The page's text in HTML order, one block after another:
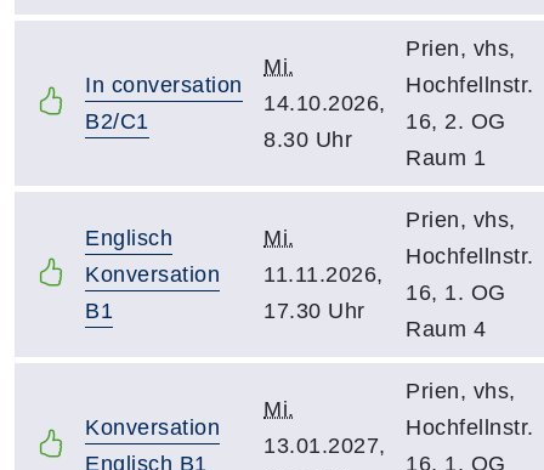
In conversation
B2/C1
Mi.
14.10.2026,
8.30 Uhr
Prien, vhs,
Hochfellnstr.
16, 2. OG
Raum 1
Englisch
Konversation
B1
Mi.
11.11.2026,
17.30 Uhr
Prien, vhs,
Hochfellnstr.
16, 1. OG
Raum 4
Konversation
Englisch B1
Mi.
13.01.2027,
Prien, vhs,
Hochfellnstr.
16, 1. OG